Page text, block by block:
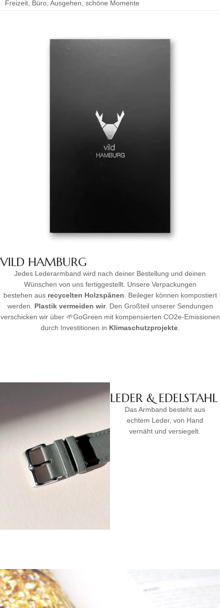
Freizeit, Büro, Ausgehen, schöne Momente
VILD HAMBURG
Jedes Lederarmband wird nach deiner Bestellung und deinen
Wünschen von uns fertiggestellt. Unsere Verpackungen
bestehen aus recycelten Holzspänen. Beileger können kompostiert
werden. Plastik vermeiden wir. Den Großteil unserer Sendungen
verschicken wir über 🌱GoGreen mit kompensierten CO2e-Emissionen
durch Investitionen in Klimaschutzprojekte.
LEDER & EDELSTAHL
Das Armband besteht aus
echtem Leder, von Hand
vernäht und versiegelt.